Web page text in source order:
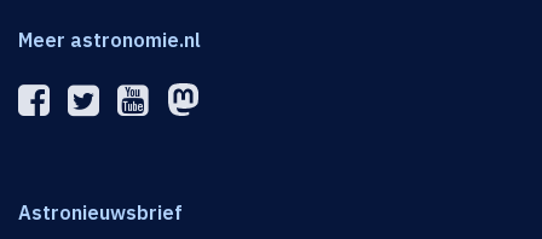
Meer astronomie.nl
Astronieuwsbrief